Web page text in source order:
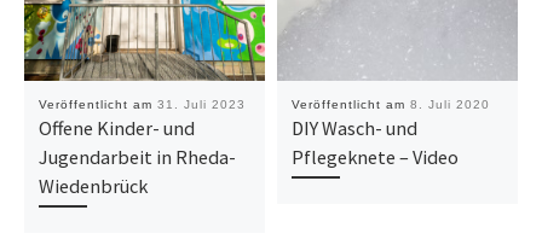
Veröffentlicht am 31. Juli 2023
Offene Kinder- und
Jugendarbeit in Rheda-
Wiedenbrück
Veröffentlicht am 8. Juli 2020
DIY Wasch- und
Pflegeknete – Video